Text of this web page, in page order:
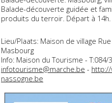
Balade-découverte guidée et
produits du terroir. Départ à 14h.
Lieu/Plaats: Maison de village
Masbourg
Info: Maison du Tourisme - T:084/
infotourisme@marche.be -
nassogne.be